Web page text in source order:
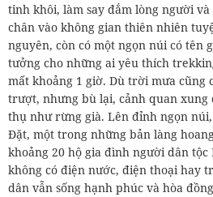
tinh khôi, làm say đắm lòng người
chân vào không gian thiên nhiên
nguyên, còn có một ngọn núi có tên
tưởng cho những ai yêu thích
mất khoảng 1 giờ. Dù trời mưa cũng
trượt, nhưng bù lại, cảnh quan xung
thụ như rừng già. Lên đỉnh ngọn
Đặt, một trong những bản làng
khoảng 20 hộ gia đình người dân
không có điện nước, điện thoại hay
dân vẫn sống hạnh phúc và hòa